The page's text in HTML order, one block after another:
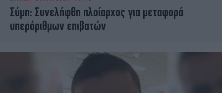
Σύμη: Συνελήφθη πλοίαρχος για μεταφορά
υπεράριθμων επιβατών